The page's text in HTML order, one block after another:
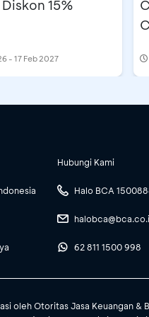
15%
- 17 Feb 2027
Hubungi Kami
Halo BCA
62 811 1500 998
oleh Otoritas Jasa Keuangan &